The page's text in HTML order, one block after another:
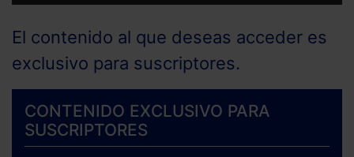
El contenido al que deseas acceder es
exclusivo para suscriptores.
CONTENIDO EXCLUSIVO PARA
SUSCRIPTORES